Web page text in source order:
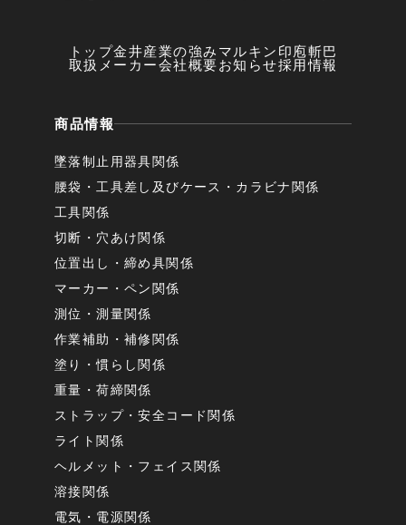
トップ金井産業の強み マルキン印 庖斬巴
取扱メーカー会社概要お知らせ採用情報
商品情報
墜落制止用器具関係
腰袋・工具差し及びケース・カラビナ関係
工具関係
切断・穴あけ関係
位置出し・締め具関係
マーカー・ペン関係
測位・測量関係
作業補助・補修関係
塗り・慣らし関係
重量・荷締関係
ストラップ・安全コード関係
ライト関係
ヘルメット・フェイス関係
溶接関係
電気・電源関係